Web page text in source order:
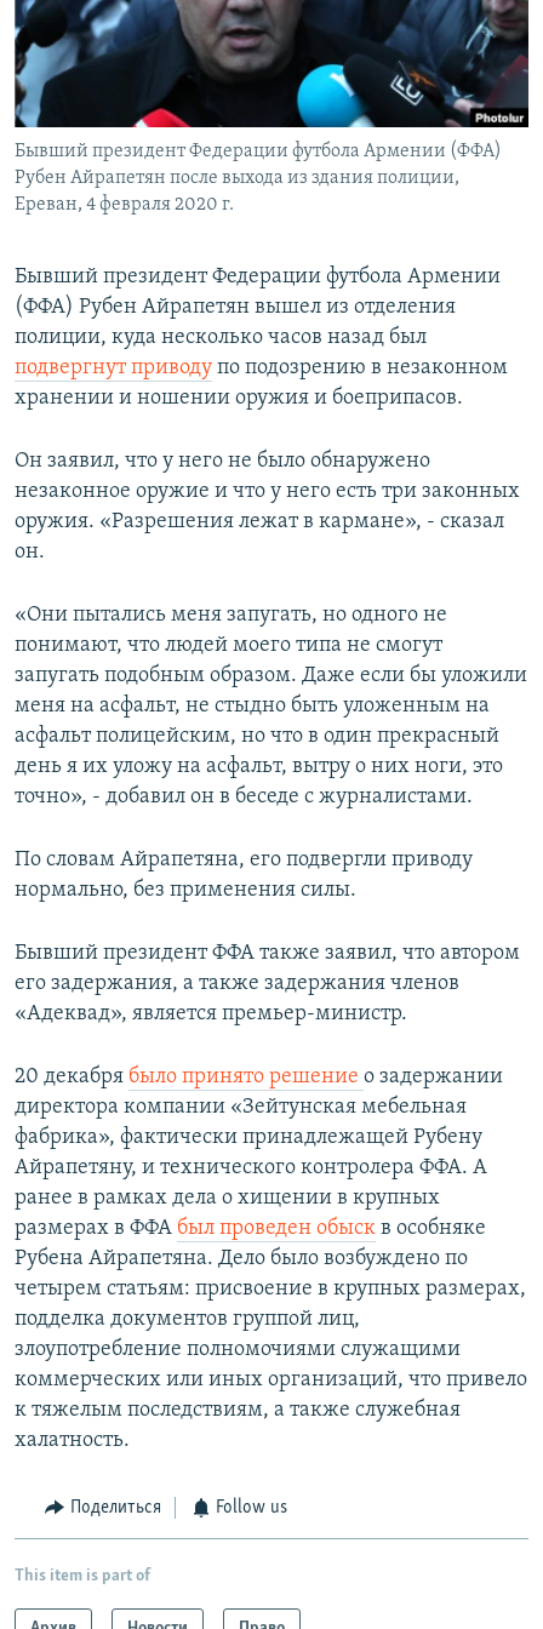
Հայերեն
English
Русский
Все сайты Радио Азатутюн
Бывший президент Федерации футбола Армении (ФФА)
Рубен Айрапетян после выхода из здания полиции,
Ереван, 4 февраля 2020 г.
Бывший президент Федерации футбола Армении
(ФФА) Рубен Айрапетян вышел из отделения
полиции, куда несколько часов назад был
подвергнут приводу по подозрению в незаконном
хранении и ношении оружия и боеприпасов.
Он заявил, что у него не было обнаружено
незаконное оружие и что у него есть три законных
оружия. «Разрешения лежат в кармане», - сказал
он.
«Они пытались меня запугать, но одного не
понимают, что людей моего типа не смогут
запугать подобным образом. Даже если бы уложили
меня на асфальт, не стыдно быть уложенным на
асфальт полицейским, но что в один прекрасный
день я их уложу на асфальт, вытру о них ноги, это
точно», - добавил он в беседе с журналистами.
По словам Айрапетяна, его подвергли приводу
нормально, без применения силы.
Бывший президент ФФА также заявил, что автором
его задержания, а также задержания членов
«Адеквад», является премьер-министр.
20 декабря было принято решение о задержании
директора компании «Зейтунская мебельная
фабрика», фактически принадлежащей Рубену
Айрапетяну, и технического контролера ФФА. А
ранее в рамках дела о хищении в крупных
размерах в ФФА был проведен обыск в особняке
Рубена Айрапетяна. Дело было возбуждено по
четырем статьям: присвоение в крупных размерах,
подделка документов группой лиц,
злоупотребление полномочиями служащими
коммерческих или иных организаций, что привело
к тяжелым последствиям, а также служебная
халатность.
Поделиться Follow us
This item is part of